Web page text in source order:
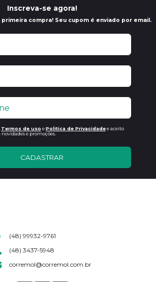
Inscreva-se agora!
primeira compra! Seu cupom é enviado por email.
Termos de uso ePolitica de Privacidadee aceito
e promoções.
CADASTRAR
(48) 99932-9761
(48) 3437-5948
corremol@corremol.com.br